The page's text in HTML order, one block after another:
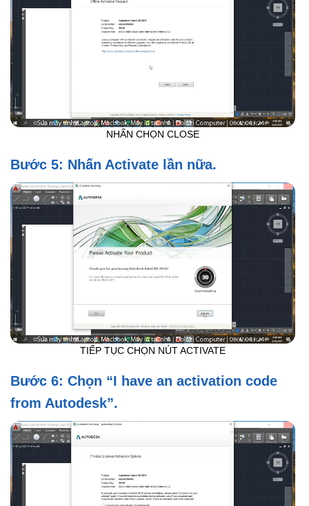
NHẤN CHỌN CLOSE
Bước 5: Nhấn Activate lần nữa.
TIẾP TỤC CHỌN NÚT ACTIVATE
Bước 6: Chọn “I have an activation code
from Autodesk”.